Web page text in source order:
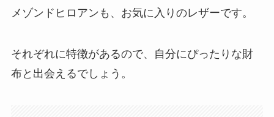
メゾンドヒロアンも、お気に入りのレザーです。
それぞれに特徴があるので、自分にぴったりな財
布と出会えるでしょう。